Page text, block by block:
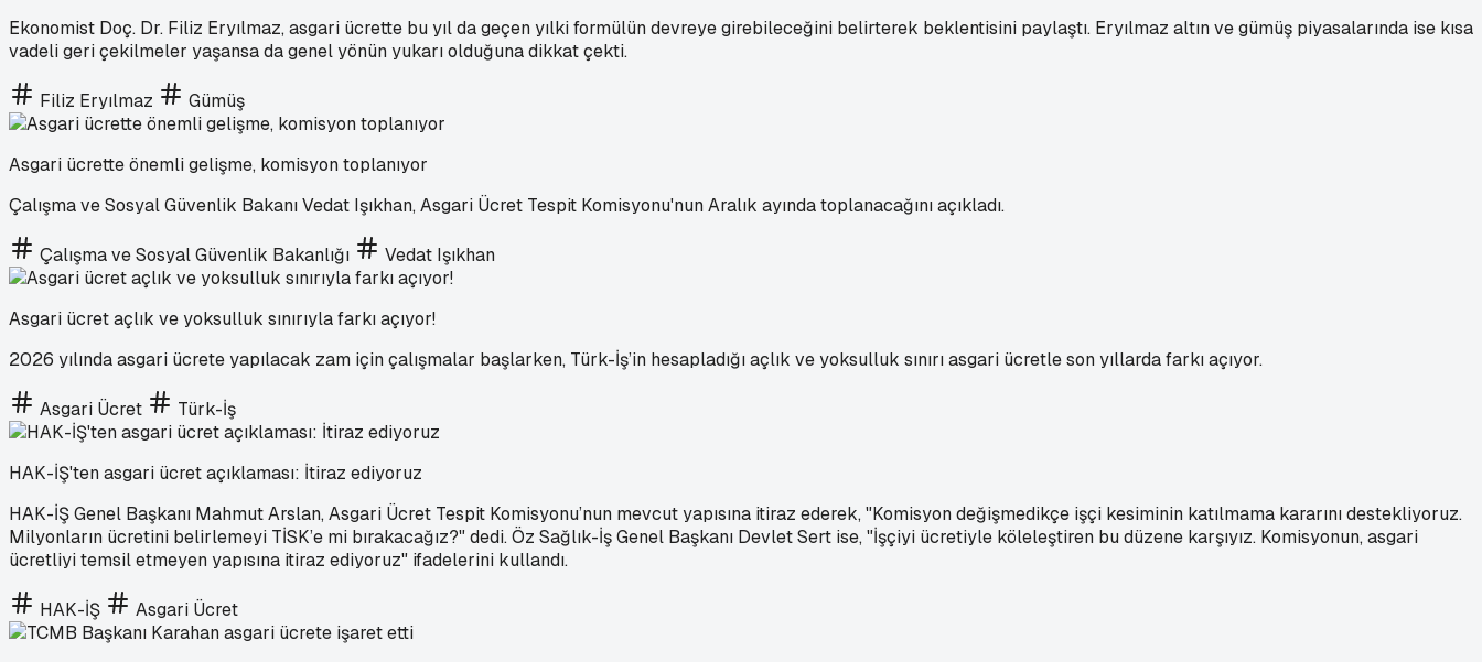
Ekonomist Doç. Dr. Filiz Eryılmaz, asgari ücrette bu yıl da geçen yılki formülün devreye girebileceğini belirterek beklentisini paylaştı. Eryılmaz altın ve gümüş piyasalarında ise kısa
vadeli geri çekilmeler yaşansa da genel yönün yukarı olduğuna dikkat çekti.
Filiz Eryılmaz Gümüş
Asgari ücrette önemli gelişme, komisyon toplanıyor
Çalışma ve Sosyal Güvenlik Bakanı Vedat Işıkhan, Asgari Ücret Tespit Komisyonu'nun Aralık ayında toplanacağını açıkladı.
Çalışma ve Sosyal Güvenlik Bakanlığı Vedat Işıkhan
Asgari ücret açlık ve yoksulluk sınırıyla farkı açıyor!
2026 yılında asgari ücrete yapılacak zam için çalışmalar başlarken, Türk-İş’in hesapladığı açlık ve yoksulluk sınırı asgari ücretle son yıllarda farkı açıyor.
Asgari Ücret Türk-İş
HAK-İŞ'ten asgari ücret açıklaması: İtiraz ediyoruz
HAK-İŞ Genel Başkanı Mahmut Arslan, Asgari Ücret Tespit Komisyonu’nun mevcut yapısına itiraz ederek, "Komisyon değişmedikçe işçi kesiminin katılmama kararını destekliyoruz.
Milyonların ücretini belirlemeyi TİSK’e mi bırakacağız?" dedi. Öz Sağlık-İş Genel Başkanı Devlet Sert ise, "İşçiyi ücretiyle köleleştiren bu düzene karşıyız. Komisyonun, asgari
ücretliyi temsil etmeyen yapısına itiraz ediyoruz" ifadelerini kullandı.
HAK-İŞ Asgari Ücret